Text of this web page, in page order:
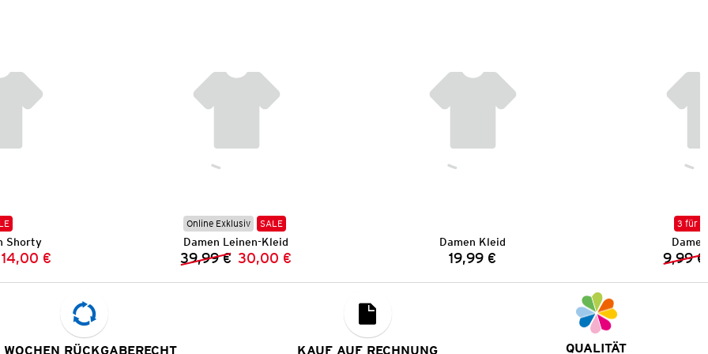
Shorty
Vorheriger Preis:
Neuer Preis:
14,00 €
Online Exklusiv SALE
Damen Leinen-Kleid
Vorheriger Preis:
39,99 € Neuer Preis:
30,00 €
Damen Kleid
Preis:
19,99 €
3 für 2
9,99 €
RÜCKGABERECHT KAUF AUF RECHNUNG QUALITÄT